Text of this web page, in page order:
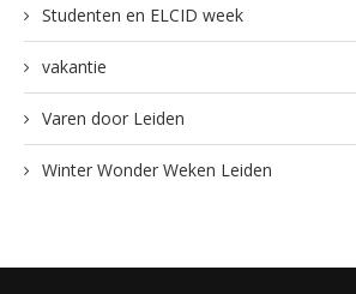
Studenten en ELCID week
vakantie
Varen door Leiden
Winter Wonder Weken Leiden